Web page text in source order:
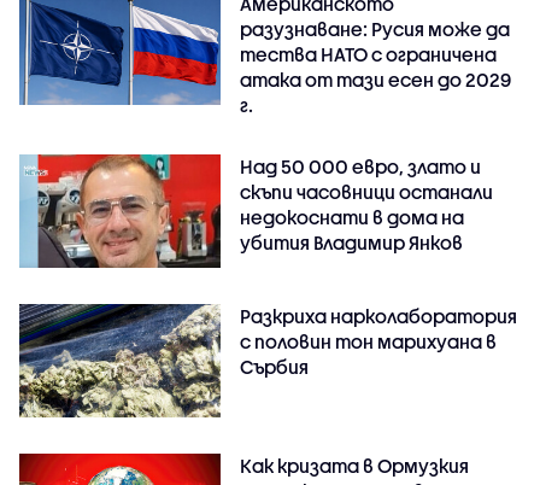
разузнаване: Русия може да
тества НАТО с ограничена
атака от тази есен до 2029
г.
Над 50 000 евро, злато и
скъпи часовници останали
недокоснати в дома на
убития Владимир Янков
Разкриха нарколаборатория
с половин тон марихуана в
Сърбия
Как кризата в Ормузкия